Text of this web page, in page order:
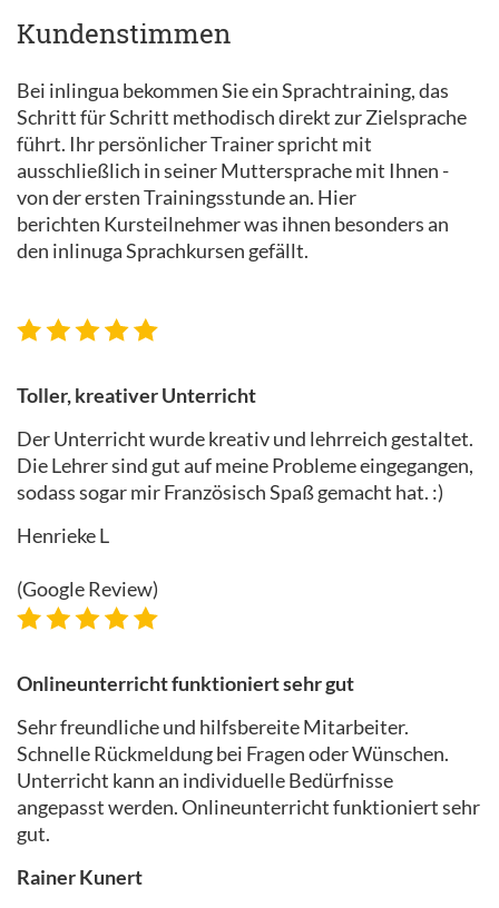
Kundenstimmen
Bei inlingua bekommen Sie ein Sprachtraining, das
Schritt für Schritt methodisch direkt zur Zielsprache
führt. Ihr persönlicher Trainer spricht mit
ausschließlich in seiner Muttersprache mit Ihnen -
von der ersten Trainingsstunde an. Hier
berichten Kursteilnehmer was ihnen besonders an
den inlinuga Sprachkursen gefällt.
Toller, kreativer Unterricht
Der Unterricht wurde kreativ und lehrreich gestaltet.
Die Lehrer sind gut auf meine Probleme eingegangen,
sodass sogar mir Französisch Spaß gemacht hat. :)
Henrieke L
(Google Review)
Onlineunterricht funktioniert sehr gut
Sehr freundliche und hilfsbereite Mitarbeiter.
Schnelle Rückmeldung bei Fragen oder Wünschen.
Unterricht kann an individuelle Bedürfnisse
angepasst werden. Onlineunterricht funktioniert sehr
gut.
Rainer Kunert